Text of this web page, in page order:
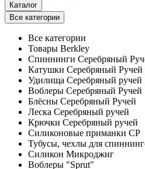
Каталог
Все категории
Все категории
Товары Berkley
Спиннинги Серебряный
Катушки Серебряный Ручей
Удилища Серебряный ручей
Воблеры Серебряный Ручей
Блёсны Серебряный Ручей
Леска Серебряный ручей
Крючки Серебряный ручей
Силиконовые приманки СР
Тубусы, чехлы для
Силикон Микроджиг
Воблеры "Sprut"